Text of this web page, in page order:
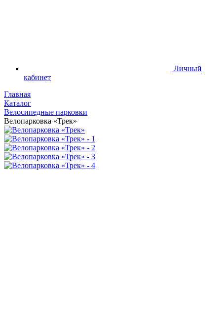
Личный
кабинет
Главная
Каталог
Велосипедные парковки
Велопарковка «Трек»